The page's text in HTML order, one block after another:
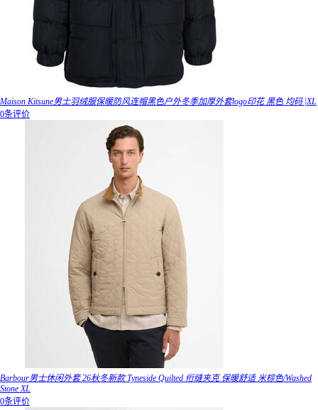
Maison Kitsune男士羽绒服保暖防风连帽黑色户外冬季加厚外套logo印花 黑色 均码 |XL
0条评价
Barbour男士休闲外套 26秋冬新款 Tyneside Quilted 绗缝夹克 保暖舒适 米棕色/Washed
Stone XL
0条评价